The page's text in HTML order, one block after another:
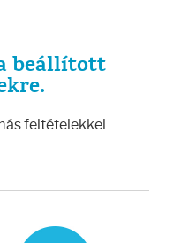
beállított
feltételekkel.